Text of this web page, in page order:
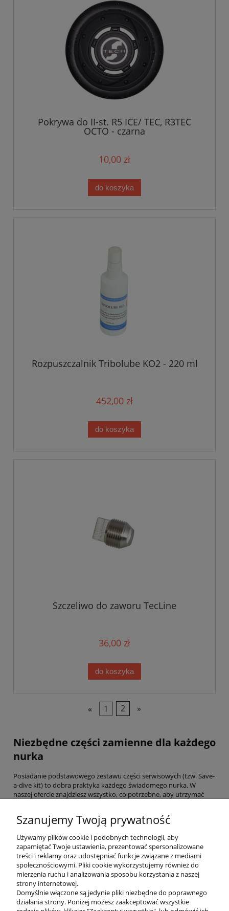
Pokrywa do II-st. R5 ICE/ TEC, R3TEC
OCTO - czarna
10,00 zł
do koszyka
Rozpuszczalnik Tribolube KO2 - 220 ml
452,00 zł
do koszyka
Szczeliwo do zaworu TecLine
36,00 zł
do koszyka
« 1 2 »
Niezbędne części zamienne dla każdego
nurka
Posiadanie podstawowego zestawu części serwisowych (tzw. Save-
a-dive kit) to dobra praktyka każdego świadomego nurka. W
naszej ofercie znajdziesz wszystko, co potrzebne, aby utrzymać
Co znajdziesz w naszej ofercie części serwisowych?
(Shore) i rozmiarach, w tym specjalistyczne o-ringi vitonowe do
czystego tlenu.
Zestawy naprawcze (Service Kits): Kompletne pakiety części do
automatów oddechowych Apeks, Tecline czy Scubapro,
zawierające wszystkie niezbędne membrany i gniazda zaworowe.
Smary i uszczelniacze: Profesjonalne smary silikonowe do o-ringów
oraz smary tlenowe (np. Christo-Lube) niezbędne przy pracy z
Nitroxem.
Szanujemy Twoją prywatność
Używamy plików cookie i podobnych technologii, aby
zapamiętać Twoje ustawienia, prezentować spersonalizowane
treści i reklamy oraz udostępniać funkcje związane z mediami
społecznościowymi. Pliki cookie wykorzystujemy również do
mierzenia ruchu i analizowania sposobu korzystania z naszej
strony internetowej.
Domyślnie włączone są jedynie pliki niezbędne do poprawnego
działania strony. Poniżej możesz zaakceptować wszystkie